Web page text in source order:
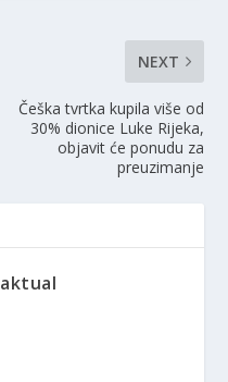
NEXT
Češka tvrtka kupila više od
30% dionice Luke Rijeka,
objavit će ponudu za
preuzimanje
aktual